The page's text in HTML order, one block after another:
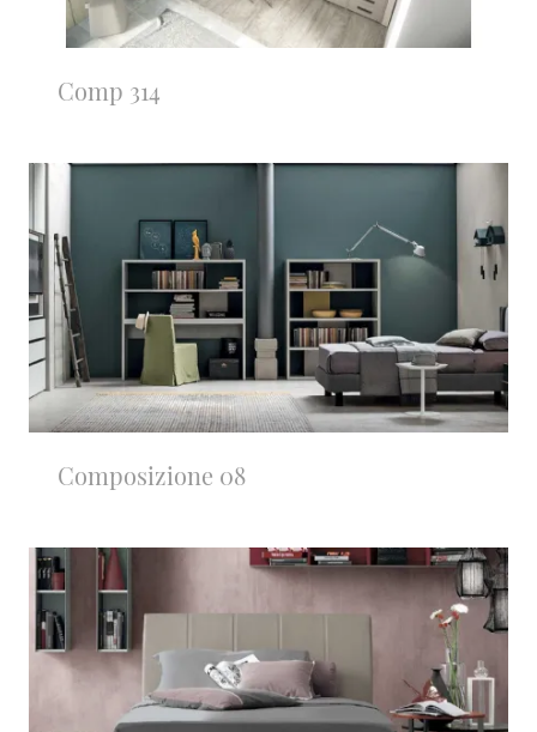
Comp 314
Composizione 08